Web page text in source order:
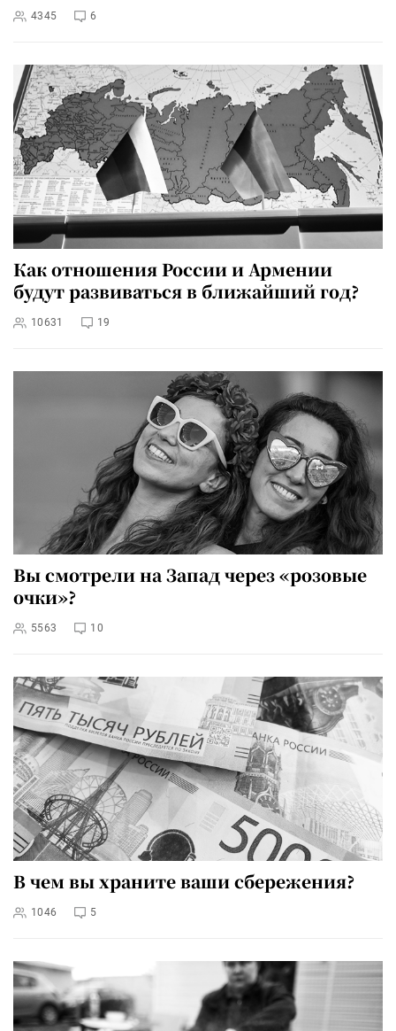
4345 6
Как отношения России и Армении
будут развиваться в ближайший год?
10631 19
Вы смотрели на Запад через «розовые
очки»?
5563 10
В чем вы храните ваши сбережения?
1046 5